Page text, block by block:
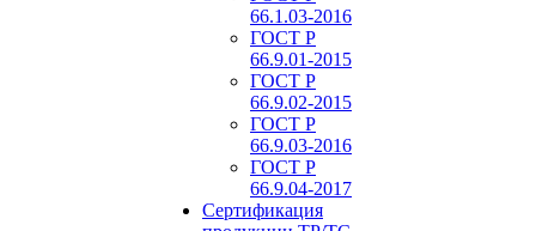
66.1.03-2016
ГОСТ Р
66.9.01-2015
ГОСТ Р
66.9.02-2015
ГОСТ Р
66.9.03-2016
ГОСТ Р
66.9.04-2017
Сертификация